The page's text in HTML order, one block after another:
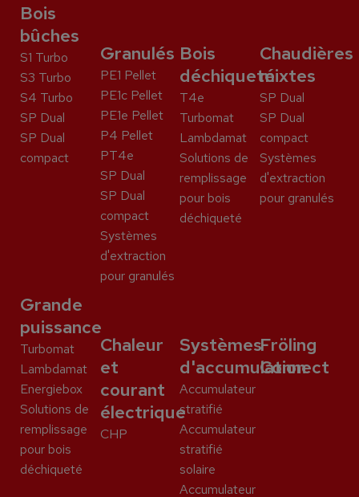
Bois
bûches
S1 Turbo
S3 Turbo
S4 Turbo
SP Dual
SP Dual
compact
Granulés
PE1 Pellet
PE1c Pellet
PE1e Pellet
P4 Pellet
PT4e
SP Dual
SP Dual
compact
Systèmes
d'extraction
pour granulés
Bois
déchiqueté
T4e
Turbomat
Lambdamat
Solutions de
remplissage
pour bois
déchiqueté
Chaudières
mixtes
SP Dual
SP Dual
compact
Systèmes
d'extraction
pour granulés
Grande
puissance
Turbomat
Lambdamat
Energiebox
Solutions de
remplissage
pour bois
déchiqueté
Chaleur
et
courant
électrique
CHP
Systèmes
d'accumulation
Accumulateur
stratifié
Accumulateur
stratifié
solaire
Accumulateur
Fröling
Connect